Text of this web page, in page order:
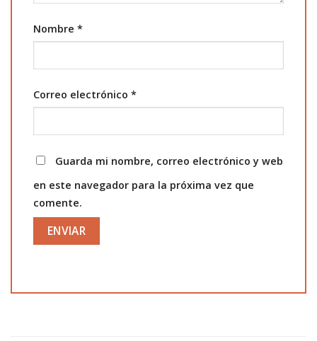
Nombre *
Correo electrónico *
Guarda mi nombre, correo electrónico y web
en este navegador para la próxima vez que
comente.